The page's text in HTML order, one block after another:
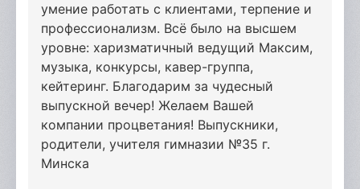
умение работать с клиентами, терпение и
профессионализм. Всё было на высшем
уровне: харизматичный ведущий Максим,
музыка, конкурсы, кавер-группа,
кейтеринг. Благодарим за чудесный
выпускной вечер! Желаем Вашей
компании процветания! Выпускники,
родители, учителя гимназии №35 г.
Минска